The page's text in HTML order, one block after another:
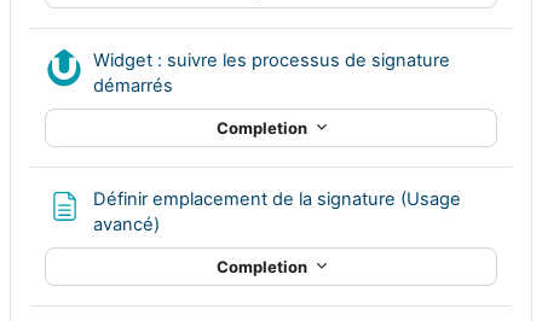
Widget : suivre les processus de signature
démarrés
Completion
Définir emplacement de la signature (Usage
avancé)
Completion